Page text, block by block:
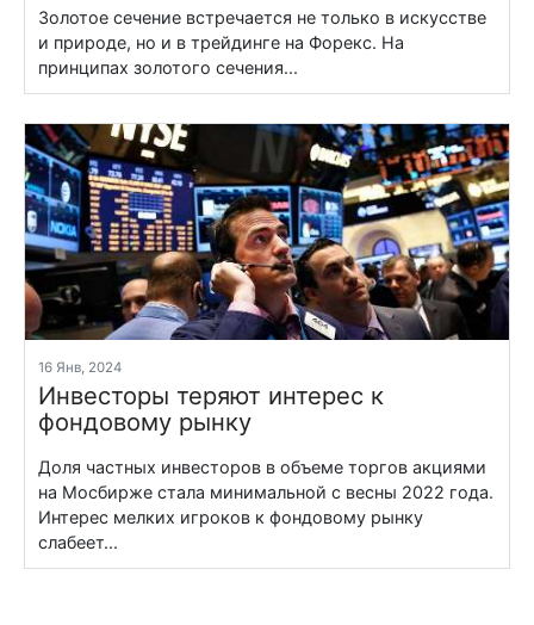
Золотое сечение встречается не только в искусстве
и природе, но и в трейдинге на Форекс. На
принципах золотого сечения...
16 Янв, 2024
Инвесторы теряют интерес к
фондовому рынку
Доля частных инвесторов в объеме торгов акциями
на Мосбирже стала минимальной с весны 2022 года.
Интерес мелких игроков к фондовому рынку
слабеет...